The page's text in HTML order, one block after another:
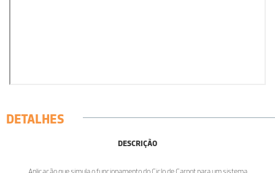
DETALHES
DESCRIÇÃO